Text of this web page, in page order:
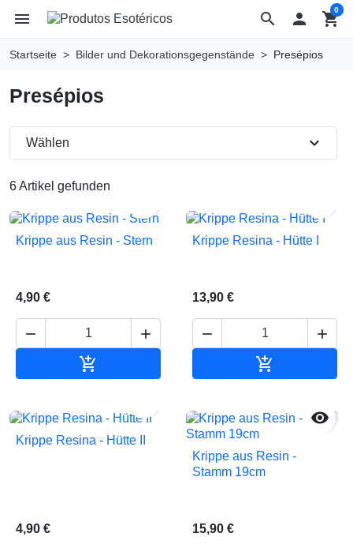
search
menu  shopping_cart
0
Startseite Bilder und Dekorationsgegenstände Presépios
Presépios
6 Artikel gefunden
Wählen expand_more
Krippe aus Resin - Stern
4,90 €
 

Krippe Resina - Hütte I
13,90 €
 

Krippe Resina - Hütte II
4,90 €

Krippe aus Resin -
Stamm 19cm
15,90 €